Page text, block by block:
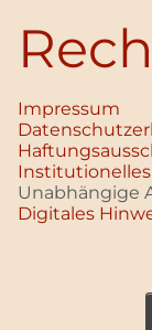
Impressum
Unabhängige
Digitales